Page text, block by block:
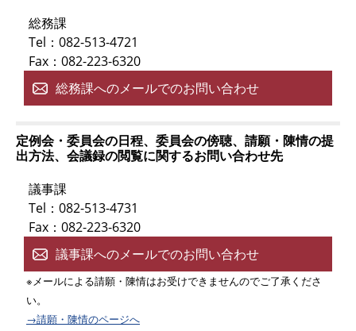
総務課
Tel：082-513-4721
Fax：082-223-6320
総務課へのメールでのお問い合わせ
定例会・委員会の日程、委員会の傍聴、請願・陳情の提
出方法、会議録の閲覧に関するお問い合わせ先
議事課
Tel：082-513-4731
Fax：082-223-6320
議事課へのメールでのお問い合わせ
※メールによる請願・陳情はお受けできませんのでご了承くださ
い。
→請願・陳情のページへ